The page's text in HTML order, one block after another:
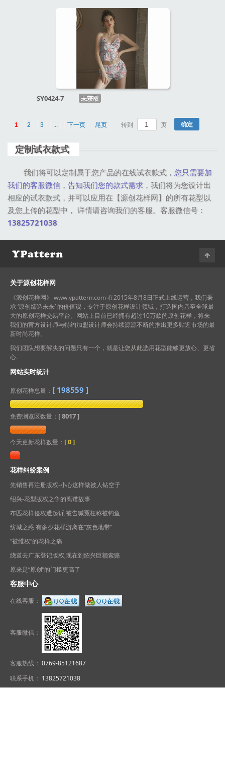
SY0424-7 未获取
1 2 3 ... 下一页 尾页 转到 页
定制试衣款式
我们将可以定制属于您产品的在线试衣款式， 您只需要加
我们的客服微信，告知我们您的款式需求 ，我们将为您设计出
相应的试衣款式，并可以应用在【源创花样网】的所有花型以
及您上传的花型中， 详情请咨询我们的客服。客服微信号：
13825721038
关于源创花样网
《源创花样网》 www.ypattern.com 在2015年8月8日正式上线运营，我们秉
承 ‘原创缔造未来’ 的价值观，专注于原创花样设计领域，打造国内乃至全球最
大的原创花样交易平台。网站上目前已经拥有超过10万款的原创花样，将来
我们的官方设计师与特约加盟设计师会持续源源不断的推出更多贴近市场的最
新时尚花样。
我们团队想要解决的问题只有一个，就是让您从此选用花型能够更放心、更省
心.
网站实时统计
原创花样总量： [ 198559 ]
免费浏览区数量： [ 8017 ]
今天更新花样数量： [0]
花样纠纷案例
先销售再注册版权-小心这样做被人钻空子
绍兴-花型版权之争的离谱故事
布匹花样侵权遭起诉,被告喊冤枉称被钓鱼
纺城之惑 有多少花样游离在“灰色地带”
“被维权”的花样之痛
绕道去广东登记版权,现在到绍兴巨额索赔
原来是“原创”的门槛更高了
客服中心
在线客服：
客服微信：
客服热线： 0769-85121687
联系手机： 13825721038